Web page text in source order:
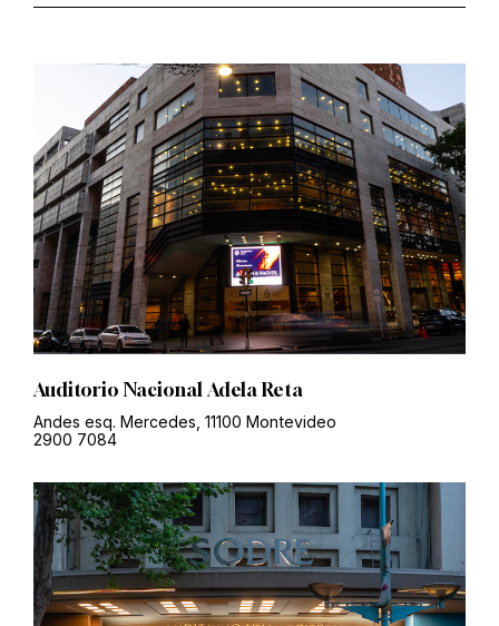
Auditorio Nacional Adela Reta
Andes esq. Mercedes, 11100 Montevideo
2900 7084